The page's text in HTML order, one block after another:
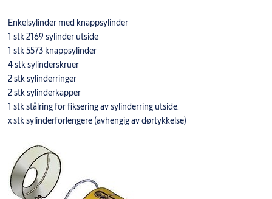
Enkelsylinder med knappsylinder
1 stk 2169 sylinder utside
1 stk 5573 knappsylinder
4 stk sylinderskruer
2 stk sylinderringer
2 stk sylinderkapper
1 stk stålring for fiksering av sylinderring utside.
x stk sylinderforlengere (avhengig av dørtykkelse)